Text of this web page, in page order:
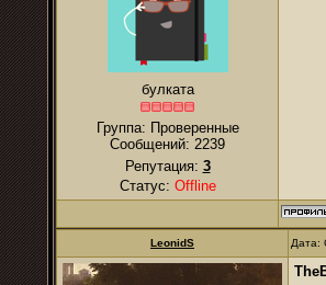
булката
Группа: Проверенные
Сообщений: 2239
Репутация: 3
Статус: Offline
LeonidS Дата: